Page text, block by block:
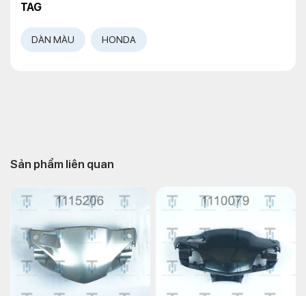
TAG
DÀN MÀU HONDA
Sản phẩm liên quan